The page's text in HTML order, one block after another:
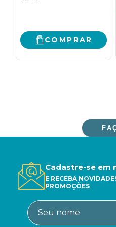
COMPRAR
Cadastre-se em
E RECEBA
PROMOÇÕES